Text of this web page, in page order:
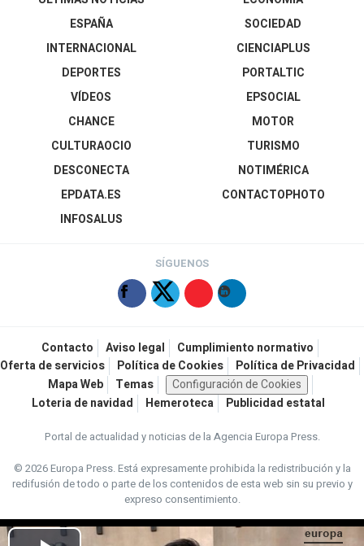
ESPAÑA
INTERNACIONAL
DEPORTES
VÍDEOS
SOCIEDAD
CIENCIAPLUS
PORTALTIC
EPSOCIAL
CHANCE
CULTURAOCIO
DESCONECTA
EPDATA.ES
INFOSALUS
MOTOR
TURISMO
NOTIMÉRICA
CONTACTOPHOTO
SÍGUENOS
Contacto Aviso legal
Cumplimiento normativo
Oferta de servicios
Política de Cookies
Política de Privacidad
Mapa Web
Temas
Configuración de Cookies
Loteria de navidad
Hemeroteca Publicidad estatal
Portal de actualidad y noticias de la Agencia Europa Press.
© 2026 Europa Press.Está expresamente prohibida la redistribución y la
redifusión de todo o parte de los contenidos de esta web sin su previo y
expreso consentimiento.